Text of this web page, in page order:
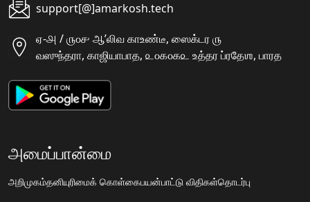
support[@]amarkosh.tech
ஏ-௮ / ௫௦௪ ஆʼலிவ காஉண்டீ, ஸைக்டர ௫
வஸுந்தரா, காஜியாபாத, ௨௦௧௦௧௨ உத்தர ப்ரதேஶ, பாரத
அமைப்பான்மை
அறிமுகம்தனியுரிமைக் கொள்கைபயன்பாட்டு விதிகள்தொடர்பு